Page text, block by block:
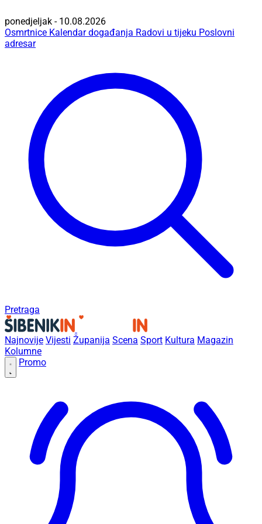
ponedjeljak - 10.08.2026
Osmrtnice Kalendar događanja Radovi u tijeku Poslovni
adresar
Pretraga
Najnovije Vijesti Županija Scena Sport Kultura Magazin
Kolumne
Promo